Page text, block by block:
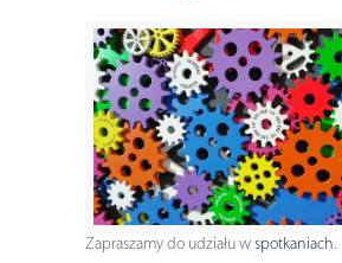
Zapraszamy do udziału w spotkaniach.